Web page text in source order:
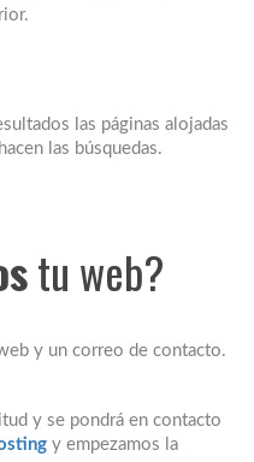
las páginas alojadas
las búsquedas.
tu web?
y un correo de contacto.
y se pondrá en contacto
y empezamos la